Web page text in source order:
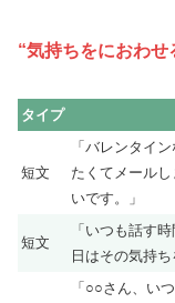
“気持ちをにおわせ
タイプ
短文
「バレンタイ
たくてメール
いです。」
短文
「いつも話す
日はその気持ち
「○○さん、い